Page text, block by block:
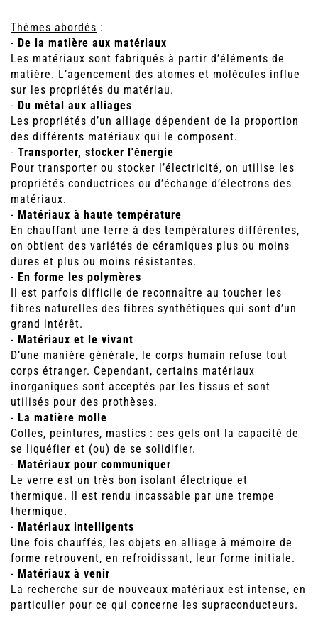
Thèmes abordés :
- De la matière aux matériaux
Les matériaux sont fabriqués à partir d’éléments de
matière. L’agencement des atomes et molécules influe
sur les propriétés du matériau.
- Du métal aux alliages
Les propriétés d’un alliage dépendent de la proportion
des différents matériaux qui le composent.
- Transporter, stocker l'énergie
Pour transporter ou stocker l’électricité, on utilise les
propriétés conductrices ou d’échange d’électrons des
matériaux.
- Matériaux à haute température
En chauffant une terre à des températures différentes,
on obtient des variétés de céramiques plus ou moins
dures et plus ou moins résistantes.
- En forme les polymères
Il est parfois difficile de reconnaître au toucher les
fibres naturelles des fibres synthétiques qui sont d’un
grand intérêt.
- Matériaux et le vivant
D’une manière générale, le corps humain refuse tout
corps étranger. Cependant, certains matériaux
inorganiques sont acceptés par les tissus et sont
utilisés pour des prothèses.
- La matière molle
Colles, peintures, mastics : ces gels ont la capacité de
se liquéfier et (ou) de se solidifier.
- Matériaux pour communiquer
Le verre est un très bon isolant électrique et
thermique. Il est rendu incassable par une trempe
thermique.
- Matériaux intelligents
Une fois chauffés, les objets en alliage à mémoire de
forme retrouvent, en refroidissant, leur forme initiale.
- Matériaux à venir
La recherche sur de nouveaux matériaux est intense, en
particulier pour ce qui concerne les supraconducteurs.